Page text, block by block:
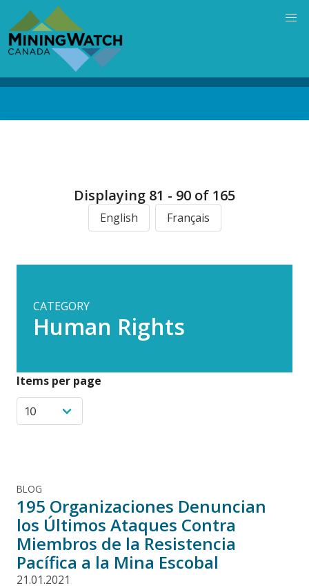
main
content
Displaying 81 - 90 of 165
English Français
CATEGORY
Human Rights
Items per page
BLOG
195 Organizaciones Denuncian
los Últimos Ataques Contra
Miembros de la Resistencia
Pacífica a la Mina Escobal
21.01.2021